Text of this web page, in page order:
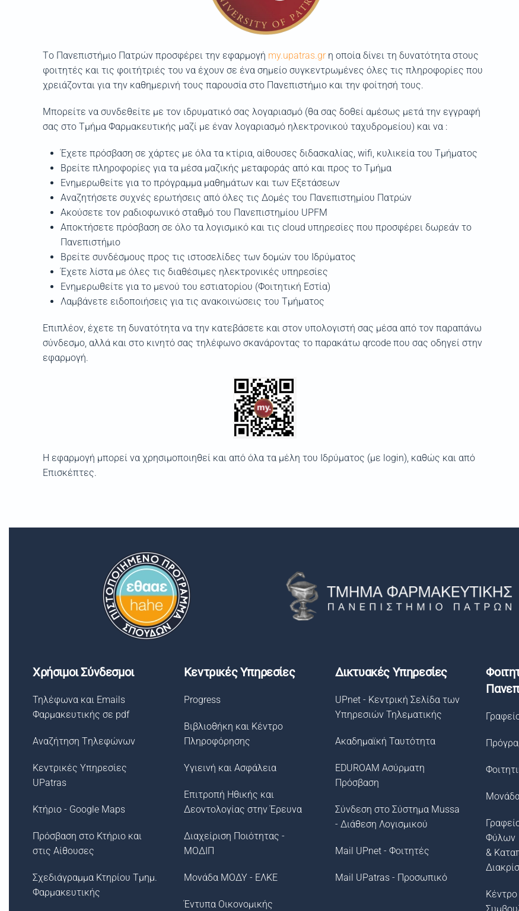
Tο Πανεπιστήμιο Πατρών προσφέρει την εφαρμογή my.upatras.grη οποία δίνει τη δυνατότητα στους
φοιτητές και τις φοιτήτριές του να έχουν σε ένα σημείο συγκεντρωμένες όλες τις πληροφορίες που
χρειάζονται για την καθημερινή τους παρουσία στο Πανεπιστήμιο και την φοίτησή τους.
Μπορείτε να συνδεθείτε με τον ιδρυματικό σας λογαριασμό (θα σας δοθεί αμέσως μετά την εγγραφή
σας στο Τμήμα Φαρμακευτικής μαζί με έναν λογαριασμό ηλεκτρονικού ταχυδρομείου) και να :
Έχετε πρόσβαση σε χάρτες με όλα τα κτίρια, αίθουσες διδασκαλίας, wifi, κυλικεία του Τμήματος
Βρείτε πληροφορίες για τα μέσα μαζικής μεταφοράς από και προς το Τμήμα
Ενημερωθείτε για το πρόγραμμα μαθημάτων και των Εξετάσεων
Αναζητήσετε συχνές ερωτήσεις από όλες τις Δομές του Πανεπιστημίου Πατρών
Ακούσετε τον ραδιοφωνικό σταθμό του Πανεπιστημίου UPFM
Αποκτήσετε πρόσβαση σε όλο τα λογισμικό και τις cloud υπηρεσίες που προσφέρει δωρεάν το
Πανεπιστήμιο
Βρείτε συνδέσμους προς τις ιστοσελίδες των δομών του Ιδρύματος
Έχετε λίστα με όλες τις διαθέσιμες ηλεκτρονικές υπηρεσίες
Ενημερωθείτε για το μενού του εστιατορίου (Φοιτητική Εστία)
Λαμβάνετε ειδοποιήσεις για τις ανακοινώσεις του Τμήματος
Επιπλέον, έχετε τη δυνατότητα να την κατεβάσετε και στον υπολογιστή σας μέσα από τον παραπάνω
σύνδεσμο, αλλά και στο κινητό σας τηλέφωνο σκανάροντας το παρακάτω qrcode που σας οδηγεί στην
εφαρμογή.
Η εφαρμογή μπορεί να χρησιμοποιηθεί και από όλα τα μέλη του Ιδρύματος (με login), καθώς και από
Επισκέπτες.
Χρήσιμοι Σύνδεσμοι
Τηλέφωνα και Emails
Φαρμακευτικής σε pdf
Αναζήτηση Tηλεφώνων
Κεντρικές Υπηρεσίες
UPatras
Κτήριο - Google Maps
Πρόσβαση στο Κτήριο και
στις Αίθουσες
Σχεδιάγραμμα Κτηρίου Τμημ.
Φαρμακευτικής
Κεντρικές Υπηρεσίες
Progress
Βιβλιοθήκη και Κέντρο
Πληροφόρησης
Υγιεινή και Ασφάλεια
Επιτροπή Ηθικής και
Δεοντολογίας στην Έρευνα
Διαχείριση Ποιότητας -
ΜΟΔΙΠ
Μονάδα ΜΟΔΥ - ΕΛΚΕ
Έντυπα Οικονομικής
Δικτυακές Υπηρεσίες
UPnet - Κεντρική Σελίδα των
Υπηρεσιών Τηλεματικής
Ακαδημαϊκή Ταυτότητα
EDUROAM Ασύρματη
Πρόσβαση
Σύνδεση στο Σύστημα Μussa
- Διάθεση Λογισμικού
Mail UPnet - Φοιτητές
Mail UPatras - Προσωπικό
Φύλων
&